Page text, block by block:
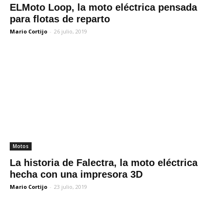
ELMoto Loop, la moto eléctrica pensada
para flotas de reparto
Mario Cortijo - 26 julio, 2019
Motos
La historia de Falectra, la moto eléctrica
hecha con una impresora 3D
Mario Cortijo - 23 julio, 2019